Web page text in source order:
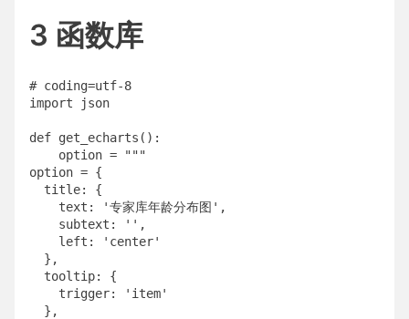
3 函数库
# coding=utf-8
import json
def get_echarts():
    option = """
option = {
  title: {
    text: '专家库年龄分布图',
    subtext: '',
    left: 'center'
  },
  tooltip: {
    trigger: 'item'
  },